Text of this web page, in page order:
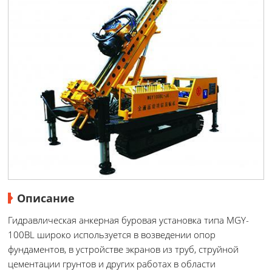
Описание
Гидравлическая анкерная буровая установка типа MGY-
100BL широко используется в возведении опор
фундаментов, в устройстве экранов из труб, струйной
цементации грунтов и других работах в области